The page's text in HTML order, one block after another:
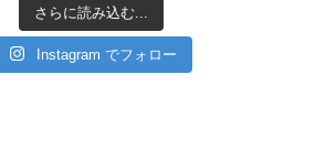
さらに読み込む...
Instagram でフォロー